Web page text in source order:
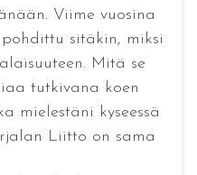
Viime vuosina
sitäkin, miksi
Mitä se
tutkivana koen
mielestäni kyseessä
Liitto on sama